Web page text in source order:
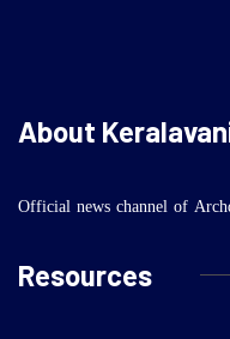
About
Official news channel of
Resources